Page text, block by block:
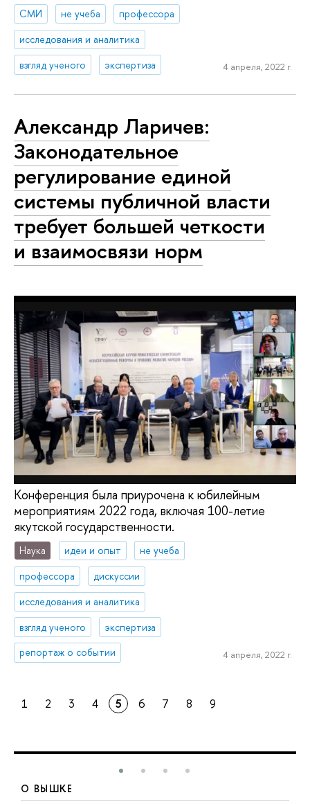
СМИ
не учеба
профессора
исследования и аналитика
взгляд ученого
экспертиза 4 апреля, 2022 г.
Александр Ларичев:
Законодательное
регулирование единой
системы публичной власти
требует большей четкости
и взаимосвязи норм
Конференция была приурочена к юбилейным
мероприятиям 2022 года, включая 100-летие
якутской государственности.
Наука идеи и опыт
не учеба
профессора
дискуссии
исследования и аналитика
взгляд ученого
экспертиза
репортаж о событии
4 апреля, 2022 г.
1 2 3 4 5 6 7 8 9
О ВЫШКЕ